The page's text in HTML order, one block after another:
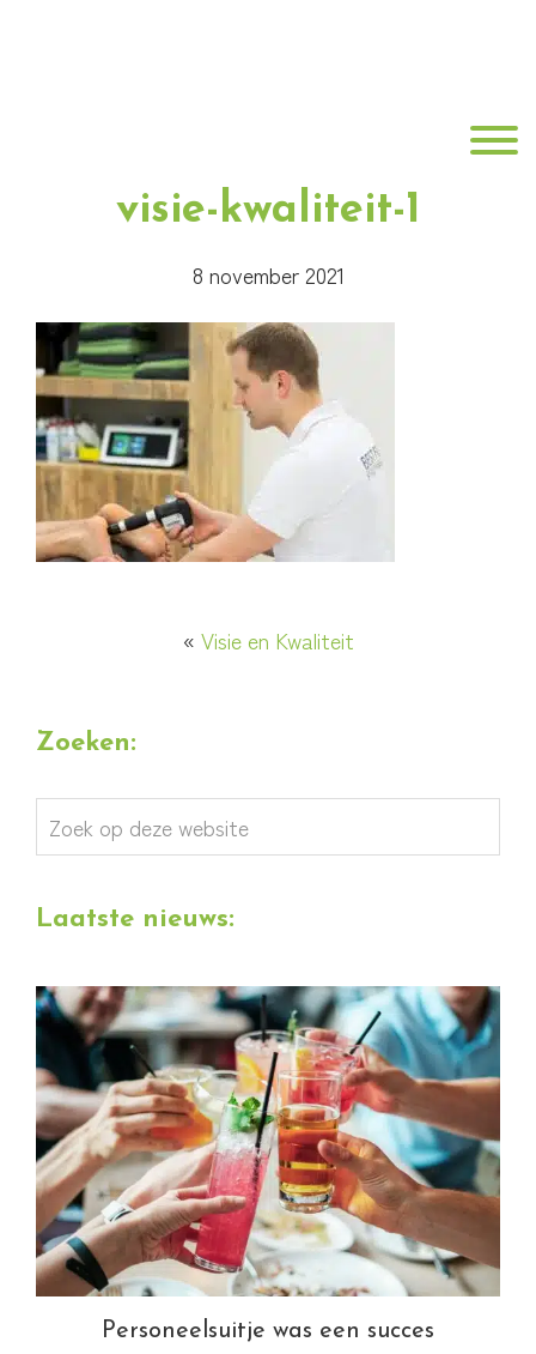
visie-kwaliteit-1
8 november 2021
« Visie en Kwaliteit
Zoeken:
Zoek
op
website
Laatste nieuws:
Personeelsuitje was een succes
Personeelsuitje was een succes